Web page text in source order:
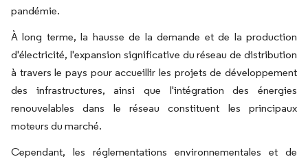
pandémie.
À long terme, la hausse de la demande et de la production
d'électricité, l'expansion significative du réseau de distribution
à travers le pays pour accueillir les projets de développement
des infrastructures, ainsi que l'intégration des énergies
renouvelables dans le réseau constituent les principaux
moteurs du marché.
Cependant, les réglementations environnementales et de